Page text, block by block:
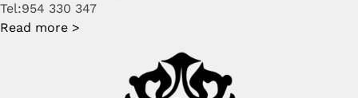
Tel:954 330 347
Read more >